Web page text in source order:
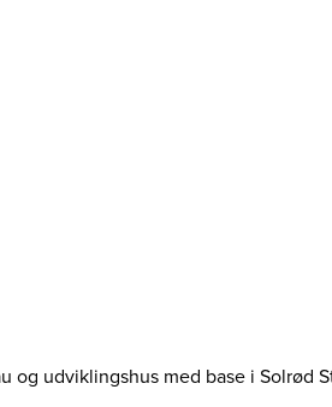
og udviklingshus med base i Solrød